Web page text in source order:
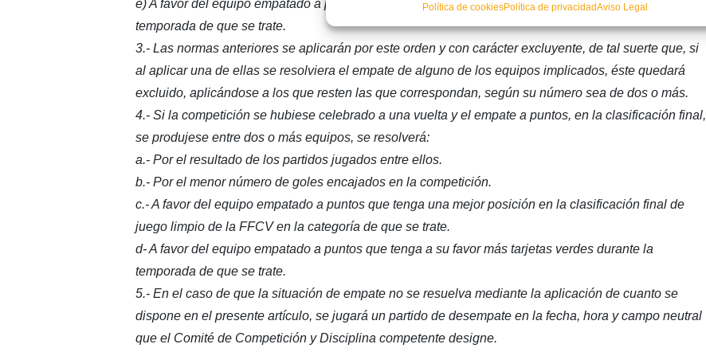
Política de cookiesPolítica de privacidadAviso Legal
e) A favor del equipo empatado a puntos que tenga a su favor más tarjetas verdes durante la
temporada de que se trate.
3.- Las normas anteriores se aplicarán por este orden y con carácter excluyente, de tal suerte que, si
al aplicar una de ellas se resolviera el empate de alguno de los equipos implicados, éste quedará
excluido, aplicándose a los que resten las que correspondan, según su número sea de dos o más.
4.- Si la competición se hubiese celebrado a una vuelta y el empate a puntos, en la clasificación final,
se produjese entre dos o más equipos, se resolverá:
a.- Por el resultado de los partidos jugados entre ellos.
b.- Por el menor número de goles encajados en la competición.
c.- A favor del equipo empatado a puntos que tenga una mejor posición en la clasificación final de
juego limpio de la FFCV en la categoría de que se trate.
d- A favor del equipo empatado a puntos que tenga a su favor más tarjetas verdes durante la
temporada de que se trate.
5.- En el caso de que la situación de empate no se resuelva mediante la aplicación de cuanto se
dispone en el presente artículo, se jugará un partido de desempate en la fecha, hora y campo neutral
que el Comité de Competición y Disciplina competente designe.